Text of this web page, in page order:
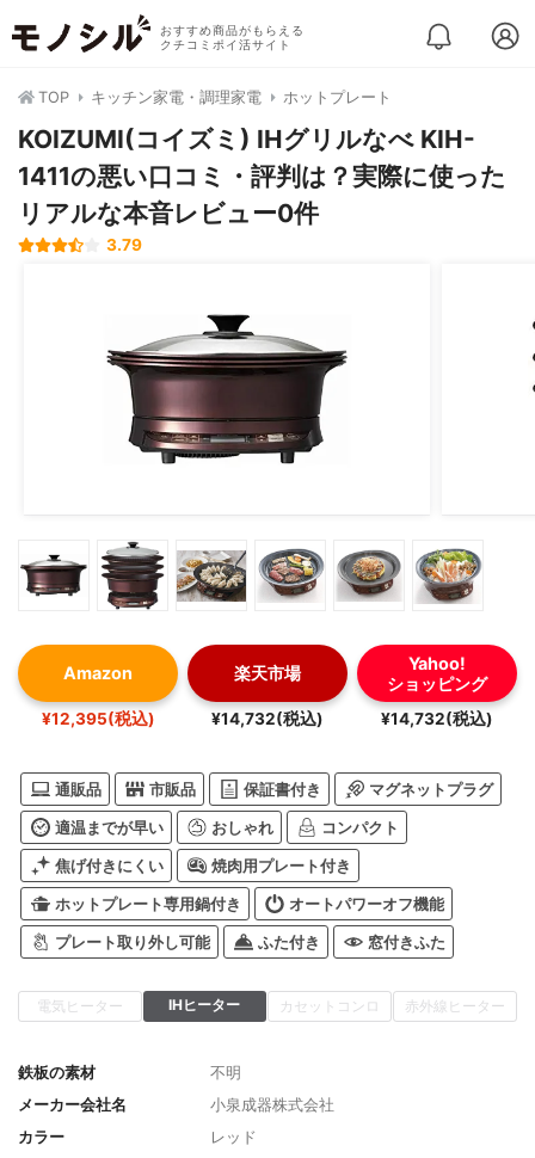
おすすめ商品がもらえる
クチコミポイ活サイト
TOP キッチン家電・調理家電 ホットプレート
KOIZUMI(コイズミ) IHグリルなべ KIH-
1411の悪い口コミ・評判は？実際に使った
リアルな本音レビュー0件
3.79
Amazon
¥12,395(税込)
楽天市場
¥14,732(税込)
Yahoo!
ショッピング
¥14,732(税込)
通販品 市販品 保証書付き マグネットプラグ
適温までが早い おしゃれ コンパクト
焦げ付きにくい 焼肉用プレート付き
ホットプレート専用鍋付き オートパワーオフ機能
プレート取り外し可能 ふた付き 窓付きふた
電気ヒーター IHヒーター カセットコンロ 赤外線ヒーター
鉄板の素材
不明
メーカー会社名
小泉成器株式会社
カラー
レッド